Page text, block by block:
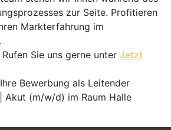
zur Seite. Profitieren
Markterfahrung im
Sie uns gerne unter Jetzt
Bewerbung als Leitender
Akut (m/w/d) im Raum Halle